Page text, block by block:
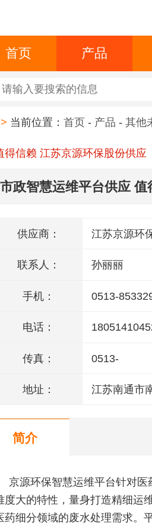
首页 产品
当前位置： 首页 - 产品 - 其他
得信赖 江苏京源环保股份供应
市政智慧运维平台供应
供应商： 江苏京源环
联系人： 孙丽丽
手机： 0513-
电话：
传真： 0513-
地址： 江苏南通市
简介
京源环保智慧运维平台针对
度大的特性，量身打造精细运
药细分领域的废水处理需求。